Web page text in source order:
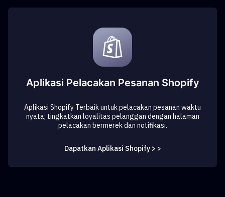
Aplikasi Pelacakan Pesanan Shopify
Aplikasi Shopify Terbaik untuk pelacakan pesanan waktu
nyata; tingkatkan loyalitas pelanggan dengan halaman
pelacakan bermerek dan notifikasi.
Dapatkan Aplikasi Shopify > >